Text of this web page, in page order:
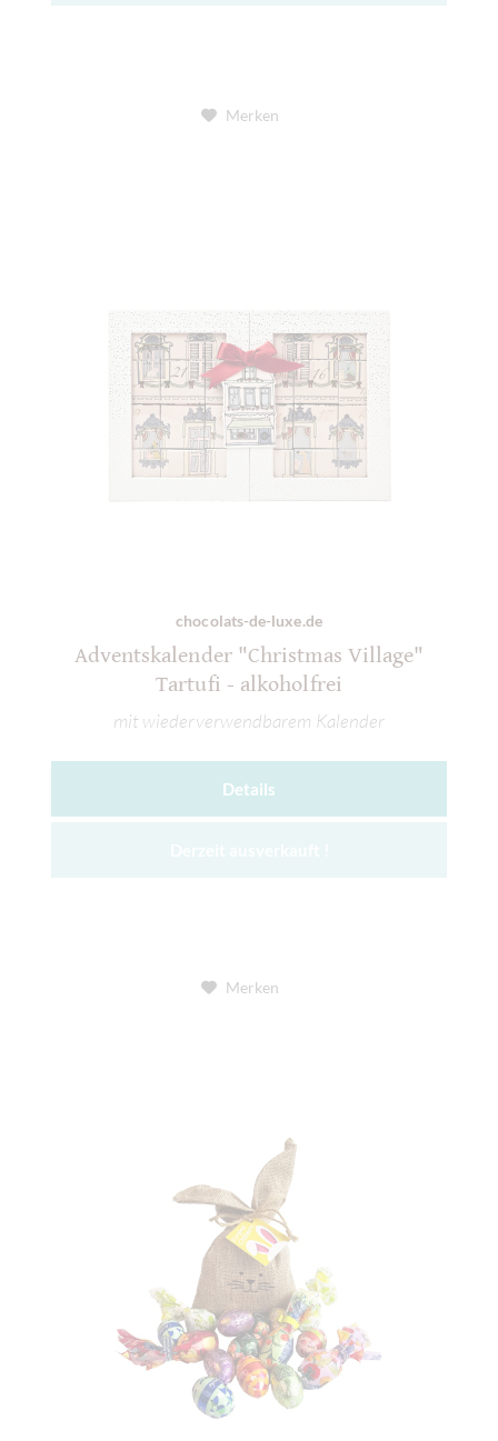
Merken
chocolats-de-luxe.de
Adventskalender "Christmas Village"
Tartufi - alkoholfrei
mit wiederverwendbarem Kalender
Details
Merken